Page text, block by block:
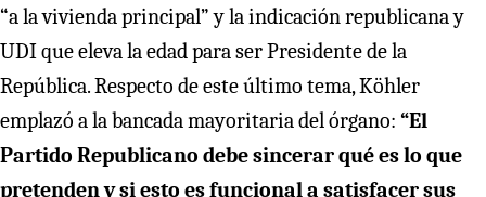
“a la vivienda principal” y la indicación republicana y
UDI que eleva la edad para ser Presidente de la
República. Respecto de este último tema, Köhler
emplazó a la bancada mayoritaria del órgano: “El
Partido Republicano debe sincerar qué es lo que
pretenden y si esto es funcional a satisfacer sus